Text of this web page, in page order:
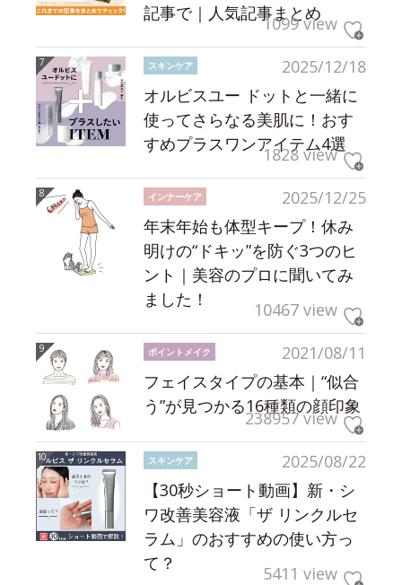
記事で｜人気記事まとめ
1099 view
2025/12/18
スキンケア
オルビスユー ドットと一緒に
使ってさらなる美肌に！おす
すめプラスワンアイテム4選
1828 view
2025/12/25
インナーケア
年末年始も体型キープ！休み
明けの“ドキッ”を防ぐ3つのヒ
ント｜美容のプロに聞いてみ
ました！
10467 view
2021/08/11
ポイントメイク
フェイスタイプの基本｜“似合
う”が見つかる16種類の顔印象
238957 view
2025/08/22
スキンケア
【30秒ショート動画】新・シ
ワ改善美容液「ザ リンクルセ
ラム」のおすすめの使い方っ
て？
5411 view